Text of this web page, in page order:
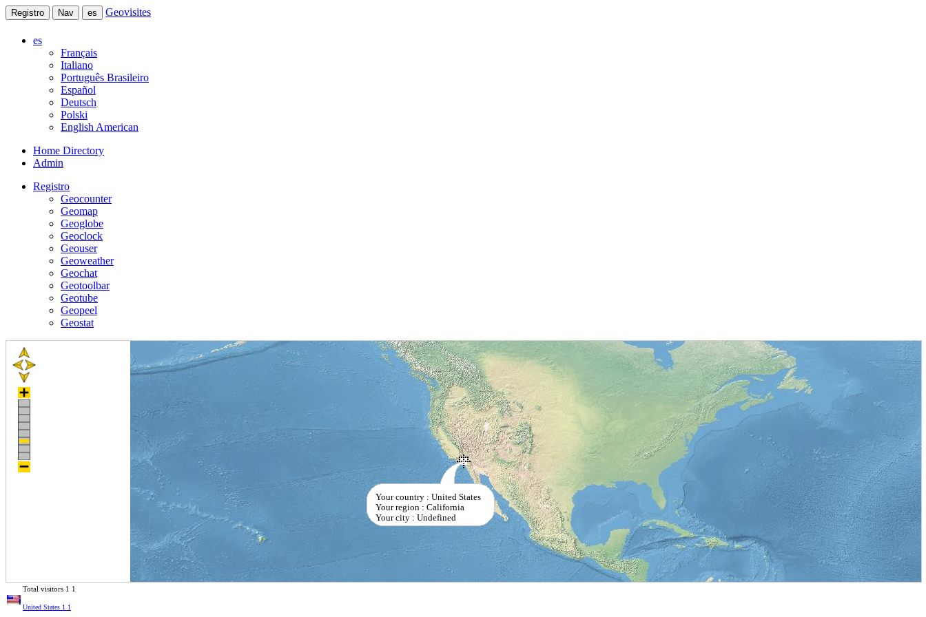
Registro Nav es Geovisites
es
Français
Italiano
Português Brasileiro
Español
Deutsch
Polski
English American
Home Directory
Admin
Registro
Geocounter
Geomap
Geoglobe
Geoclock
Geouser
Geoweather
Geochat
Geotoolbar
Geotube
Geopeel
Geostat
Your country : United States
Your region : California
Your city : Undefined
Total visitors 1 1
United States 1 1